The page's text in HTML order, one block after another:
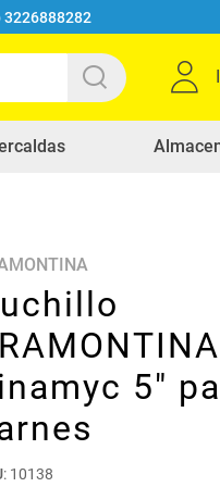
3226888282
5"
: 10138